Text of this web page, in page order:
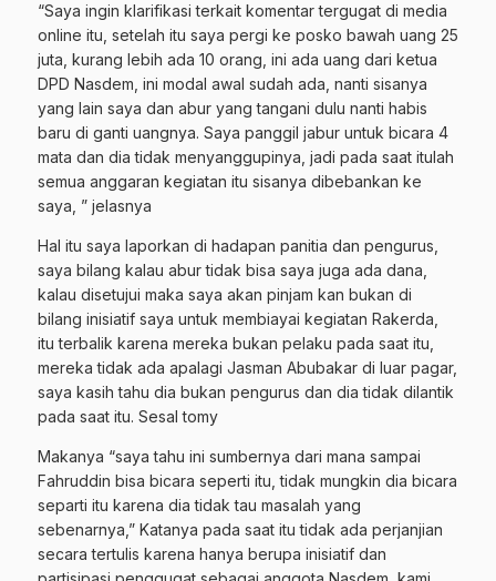
“Saya ingin klarifikasi terkait komentar tergugat di media
online itu, setelah itu saya pergi ke posko bawah uang 25
juta, kurang lebih ada 10 orang, ini ada uang dari ketua
DPD Nasdem, ini modal awal sudah ada, nanti sisanya
yang lain saya dan abur yang tangani dulu nanti habis
baru di ganti uangnya. Saya panggil jabur untuk bicara 4
mata dan dia tidak menyanggupinya, jadi pada saat itulah
semua anggaran kegiatan itu sisanya dibebankan ke
saya, ” jelasnya
Hal itu saya laporkan di hadapan panitia dan pengurus,
saya bilang kalau abur tidak bisa saya juga ada dana,
kalau disetujui maka saya akan pinjam kan bukan di
bilang inisiatif saya untuk membiayai kegiatan Rakerda,
itu terbalik karena mereka bukan pelaku pada saat itu,
mereka tidak ada apalagi Jasman Abubakar di luar pagar,
saya kasih tahu dia bukan pengurus dan dia tidak dilantik
pada saat itu. Sesal tomy
Makanya “saya tahu ini sumbernya dari mana sampai
Fahruddin bisa bicara seperti itu, tidak mungkin dia bicara
separti itu karena dia tidak tau masalah yang
sebenarnya,” Katanya pada saat itu tidak ada perjanjian
secara tertulis karena hanya berupa inisiatif dan